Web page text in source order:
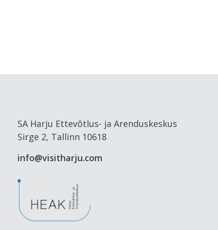
SA Harju Ettevõtlus- ja Arenduskeskus
Sirge 2, Tallinn 10618
info@visitharju.com